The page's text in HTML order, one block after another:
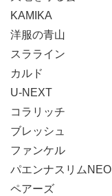
KAMIKA
洋服の青山
スラライン
カルド
U-NEXT
コラリッチ
ブレッシュ
ファンケル
パエンナスリムNEO
ペアーズ